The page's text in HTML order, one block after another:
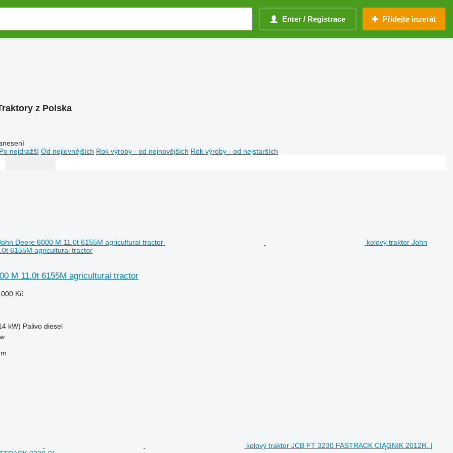
Enter / Registrace Přidejte inzerát
z Polska
Po nejdražší Od nejlevnějších Rok výroby - od nejnovějších Rok výroby - od nejstarších
kolový traktor John
6155M agricultural tractor
M 11.0t 6155M agricultural tractor
Kč
kW) Palivo diesel
kolový traktor JCB FT 3230 FASTRACK CIĄGNIK 2012R. |